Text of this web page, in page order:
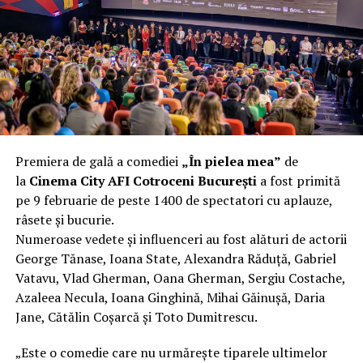
încât nu a mai putut fi pliat. Proprietarul l-a aruncat la
fier vechi a doua zi. Asta ca să fie clar de la început: nu
vorbim despre preferințe estetice, ci despre
funcționalitate reală.
Aluminiul, pe scurt: ușor,
rezistent la coroziune, dar cu
nuanțe
Aluminiul e materialul care apare primul în conversație
când cineva caută un pavilion ușor. Și pe bună dreptate.
Densitatea aluminiului e de aproximativ 2,7 g/cm³, față
de circa 7,8 g/cm³ pentru oțel. Practic, la un volum
identic, aluminiul cântărește cam o treime din greutatea
oțelului. Pentru oricine transportă, montează și
demontează frecvent o structură, diferența asta se
simte enorm.
Premiera de gală a comediei „În pielea mea” de
la Cinema City AFI Cotroceni Bucureștia fost primită
pe 9 februarie de peste 1400 de spectatori cu aplauze,
râsete și bucurie.
Numeroase vedete și influenceri au fost alături de actorii
George Tănase, Ioana State, Alexandra Răduță, Gabriel
Vatavu, Vlad Gherman, Oana Gherman, Sergiu Costache,
Azaleea Necula, Ioana Ginghină, Mihai Găinușă, Daria
Jane, Cătălin Coșarcă și Toto Dumitrescu.
„Este o comedie care nu urmărește tiparele ultimelor